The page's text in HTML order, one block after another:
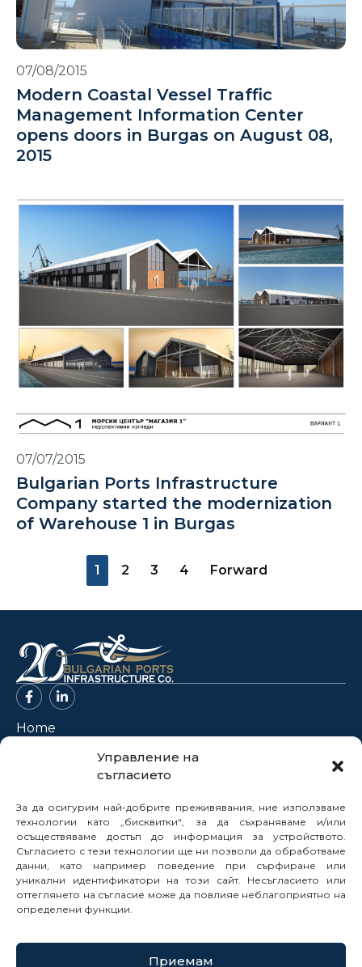
Управление на
съгласието
За да осигурим най-добрите преживявания, ние използваме
технологии като „бисквитки“, за да съхраняваме и/или
осъществяваме достъп до информация за устройството.
Съгласието с тези технологии ще ни позволи да обработваме
данни, като например поведение при сърфиране или
уникални идентификатори на този сайт. Несъгласието или
оттеглянето на съгласие може да повлияе неблагоприятно на
определени функции.
Приемам
07/08/2015
Modern Coastal Vessel Traffic
Management Information Center
opens doors in Burgas on August 08,
2015
07/07/2015
Bulgarian Ports Infrastructure
Company started the modernization
of Warehouse 1 in Burgas
1 2 3 4 Forward
Home
News
Legal Framework
Electronic Services
Buyer Profile
Careers
Contacts